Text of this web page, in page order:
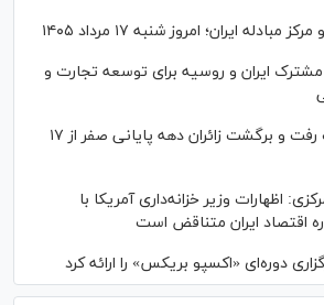
ایران؛ امروز شنبه ۱۷ مرداد ۱۴۰۵
ایران و روسیه برای توسعه تجارت و
آغاز فروش بلیت رفت و برگشت زائران دهه پایانی صفر از ۱۷
اظهارات وزیر خزانه‌داری آمریکا با
اقتصاد ایران متناقض است
دوره‌ای «اکسپو بریکس» را ارائه کرد